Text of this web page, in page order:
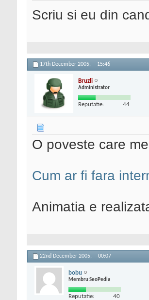
Scriu si eu din
17th December 2005, 15:46
Bruzli
Administrator
Reputatie: 44
O poveste care
Cum ar fi fara
Animatia e
22nd December 2005, 00:07
bobu
Membru SeoPedia
Reputatie: 40